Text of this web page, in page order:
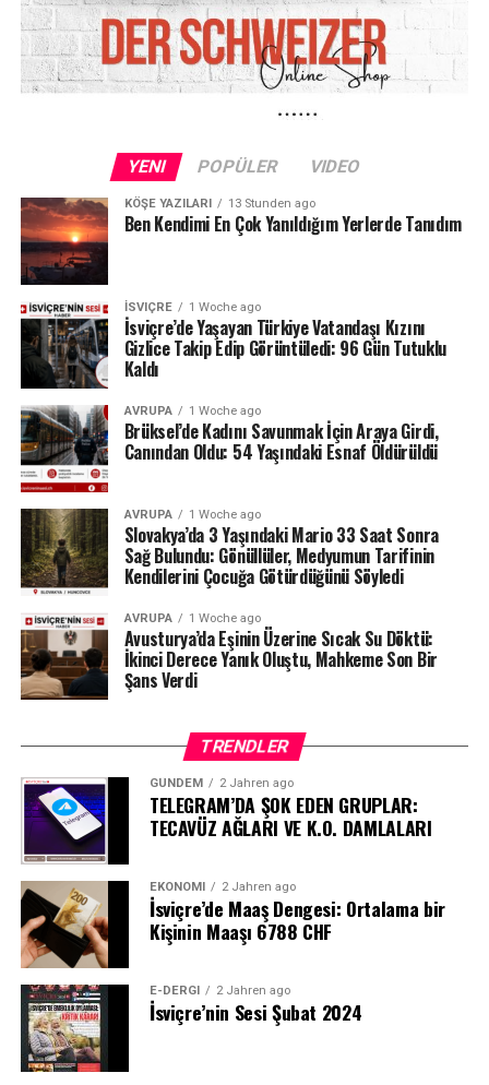
RELATED TOPICS:
UP NEXT
Milyarderlerin „Filistin Eylemlerine Müdahale“ Baskısı
Mısır piramitlerinin gizemi çözüldü mü?
YENI POPÜLER VIDEO
KÖŞE YAZILARI 13 Stunden ago
Ben Kendimi En Çok Yanıldığım Yerlerde Tanıdım
İSVIÇRE 1 Woche ago
İsviçre’de Yaşayan Türkiye Vatandaşı Kızını
Gizlice Takip Edip Görüntüledi: 96 Gün Tutuklu
Kaldı
AVRUPA 1 Woche ago
Brüksel’de Kadını Savunmak İçin Araya Girdi,
Canından Oldu: 54 Yaşındaki Esnaf Öldürüldü
AVRUPA 1 Woche ago
Slovakya’da 3 Yaşındaki Mario 33 Saat Sonra
Sağ Bulundu: Gönüllüler, Medyumun Tarifinin
Kendilerini Çocuğa Götürdüğünü Söyledi
AVRUPA 1 Woche ago
Avusturya’da Eşinin Üzerine Sıcak Su Döktü:
İkinci Derece Yanık Oluştu, Mahkeme Son Bir
Şans Verdi
TRENDLER
GÜNDEM 2 Jahren ago
TELEGRAM’DA ŞOK EDEN GRUPLAR:
TECAVÜZ AĞLARI VE K.O. DAMLALARI
EKONOMI 2 Jahren ago
İsviçre’de Maaş Dengesi: Ortalama bir
Kişinin Maaşı 6788 CHF
E-DERGI 2 Jahren ago
İsviçre’nin Sesi Şubat 2024